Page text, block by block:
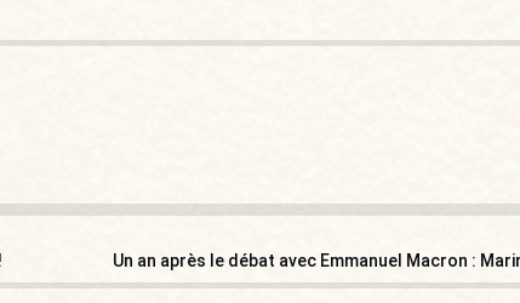
Un an après le débat avec Emmanuel Macron :